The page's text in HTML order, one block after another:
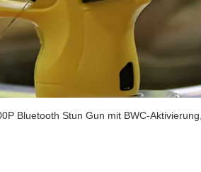
Bluetooth Stun Gun mit BWC-